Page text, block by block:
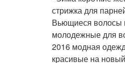
стрижка для
Вьющиеся волосы
молодежные для
2016 модная
красивые на